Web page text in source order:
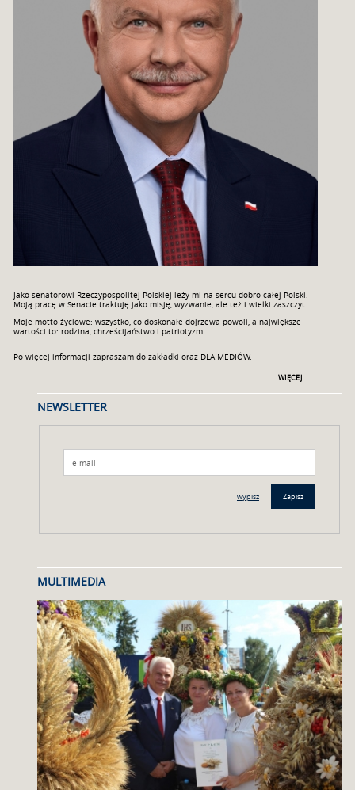
Jako senatorowi Rzeczypospolitej Polskiej leży mi na sercu dobro całej Polski.
Moją pracę w Senacie traktuję jako misję, wyzwanie, ale też i wielki zaszczyt.
Moje motto życiowe: wszystko, co doskonałe dojrzewa powoli, a największe
wartości to: rodzina, chrześcijaństwo i patriotyzm.
Po więcej informacji zapraszam do zakładki oraz DLA MEDIÓW.
WIĘCEJ
NEWSLETTER
Zapisz
wypisz
MULTIMEDIA